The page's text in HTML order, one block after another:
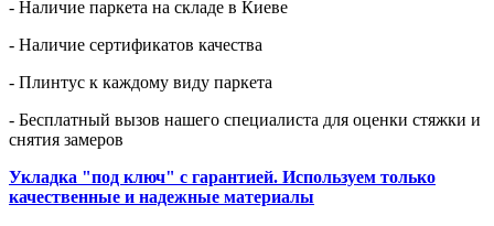
- Наличие паркета на складе в Киеве
- Наличие сертификатов качества
- Плинтус к каждому виду паркета
- Бесплатный вызов нашего специалиста для оценки стяжки и
снятия замеров
Укладка "под ключ" с гарантией. Используем только
качественные и надежные материалы